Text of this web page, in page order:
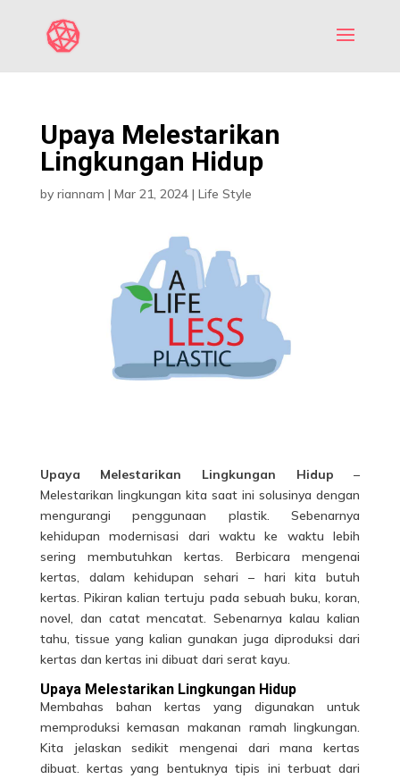
Upaya Melestarikan
Lingkungan Hidup
by riannam | Mar 21, 2024| Life Style
Upaya Melestarikan Lingkungan Hidup
–
Melestarikan lingkungan kita saat ini solusinya dengan
mengurangi penggunaan plastik. Sebenarnya
kehidupan modernisasi dari waktu ke waktu lebih
sering membutuhkan kertas. Berbicara mengenai
kertas, dalam kehidupan sehari – hari kita butuh
kertas. Pikiran kalian tertuju pada sebuah buku, koran,
novel, dan catat mencatat. Sebenarnya kalau kalian
tahu, tissue yang kalian gunakan juga diproduksi dari
kertas dan kertas ini dibuat dari serat kayu.
Upaya Melestarikan Lingkungan Hidup
Membahas bahan kertas yang digunakan untuk
memproduksi kemasan makanan ramah lingkungan.
Kita jelaskan sedikit mengenai dari mana kertas
dibuat. kertas yang bentuknya tipis ini terbuat dari